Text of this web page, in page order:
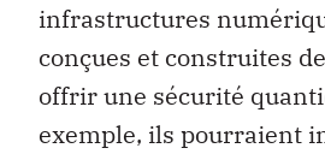
infrastructures
conçues et construites
offrir une sécurité
exemple, ils pourraient